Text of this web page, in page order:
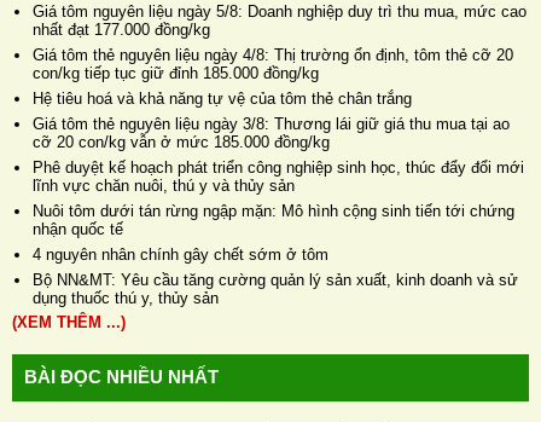
Giá tôm nguyên liệu ngày 5/8: Doanh nghiệp duy trì thu mua, mức cao
nhất đạt 177.000 đồng/kg
Giá tôm thẻ nguyên liệu ngày 4/8: Thị trường ổn định, tôm thẻ cỡ 20
con/kg tiếp tục giữ đỉnh 185.000 đồng/kg
Hệ tiêu hoá và khả năng tự vệ của tôm thẻ chân trắng
Giá tôm thẻ nguyên liệu ngày 3/8: Thương lái giữ giá thu mua tại ao
cỡ 20 con/kg vẫn ở mức 185.000 đồng/kg
Phê duyệt kế hoạch phát triển công nghiệp sinh học, thúc đẩy đổi mới
lĩnh vực chăn nuôi, thú y và thủy sản
Nuôi tôm dưới tán rừng ngập mặn: Mô hình cộng sinh tiến tới chứng
nhận quốc tế
4 nguyên nhân chính gây chết sớm ở tôm
Bộ NN&MT: Yêu cầu tăng cường quản lý sản xuất, kinh doanh và sử
dụng thuốc thú y, thủy sản
(XEM THÊM ...)
BÀI ĐỌC NHIỀU NHẤT